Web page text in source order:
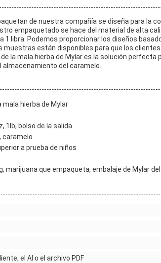
de nuestra compañía se diseña para la
empaquetado se hace del material de alta
1 libra. Podemos proporcionar los diseños
muestras están disponibles para que los
la mala hierba de Mylar es la solución perfecta
almacenamiento del caramelo.
mala hierba de Mylar
1lb, bolso de la salida
caramelo
a prueba de niños
marijuana que empaqueta, embalaje de Mylar
el AI o el archivo PDF